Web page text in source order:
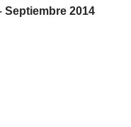
Septiembre 2014